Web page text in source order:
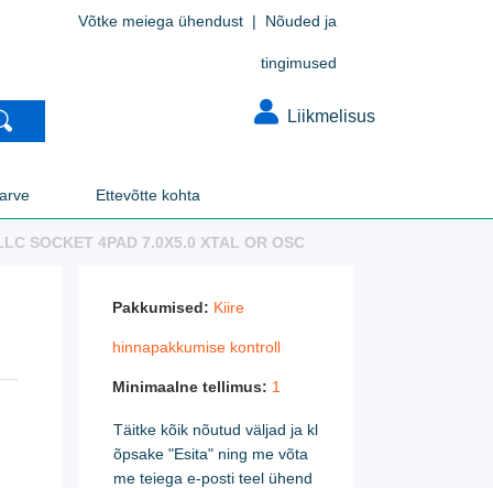
Võtke meiega ühendust | Nõuded ja
tingimused
Liikmelisus
Ettevõtte kohta
SOCKET 4PAD 7.0X5.0 XTAL OR OSC
Pakkumised: Kiire
hinnapakkumise kontroll
Minimaalne tellimus: 1
Täitke kõik nõutud väljad ja kl
õpsake "Esita" ning me võta
me teiega e-posti teel ühend